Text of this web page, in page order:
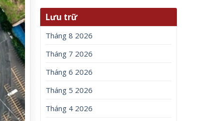
Lưu trữ
Tháng 8 2026
Tháng 7 2026
Tháng 6 2026
Tháng 5 2026
Tháng 4 2026